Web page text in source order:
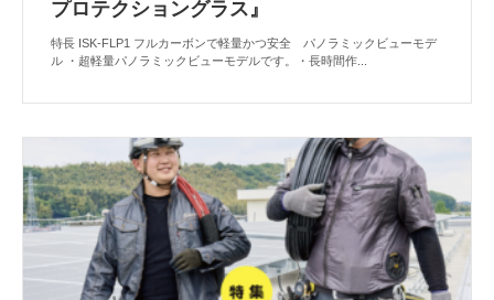
プロテクショングラス』
特長 ISK-FLP1 フルカーボンで軽量かつ安全 パノラミックビューモデ
ル ・超軽量パノラミックビューモデルです。・長時間作...